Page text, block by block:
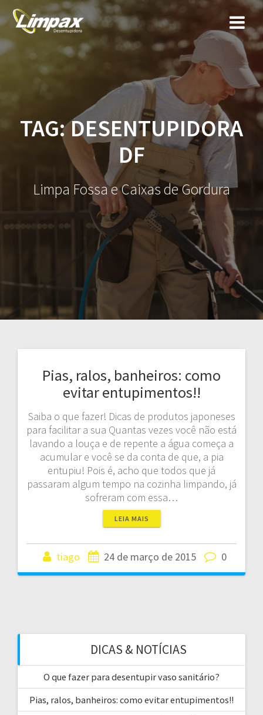
Skip
to
content
TAG:DESENTUPIDORA
DF
Limpa Fossa e Caixas de Gordura
Pias, ralos, banheiros: como
evitar entupimentos!!
Saiba o que fazer! Dicas de produtos japoneses
para facilitar a sua Quantas vezes você não está
lavando a louça e de repente a água começa a
acumular e você se da conta de que, a pia
entupiu! Pois é, acho que todos que já
passaram algum tempo na cozinha limpando, já
sofreram com essa…
LEIA MAIS
tiago 24 de março de 2015 0
DICAS & NOTÍCIAS
O que fazer para desentupir vaso sanitário?
Pias, ralos, banheiros: como evitar entupimentos!!